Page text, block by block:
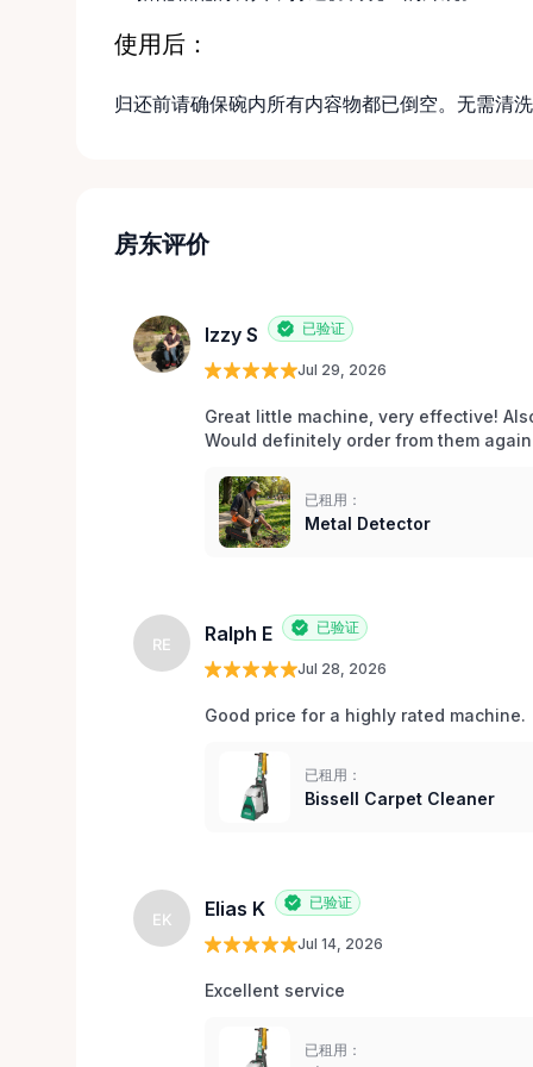
使用后：
归还前请确保碗内所有内容物都已倒空。无需清
房东评价
Izzy S 已验证
Jul 29, 2026
Great little machine, very effective!
Would definitely order from them
已租用：
Metal Detector
RE Ralph E 已验证
Jul 28, 2026
Good price for a highly rated machine.
已租用：
Bissell Carpet Cleaner
EK Elias K 已验证
Jul 14, 2026
Excellent service
已租用：